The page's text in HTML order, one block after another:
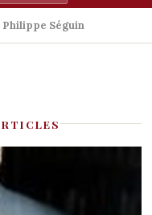
Philippe Séguin